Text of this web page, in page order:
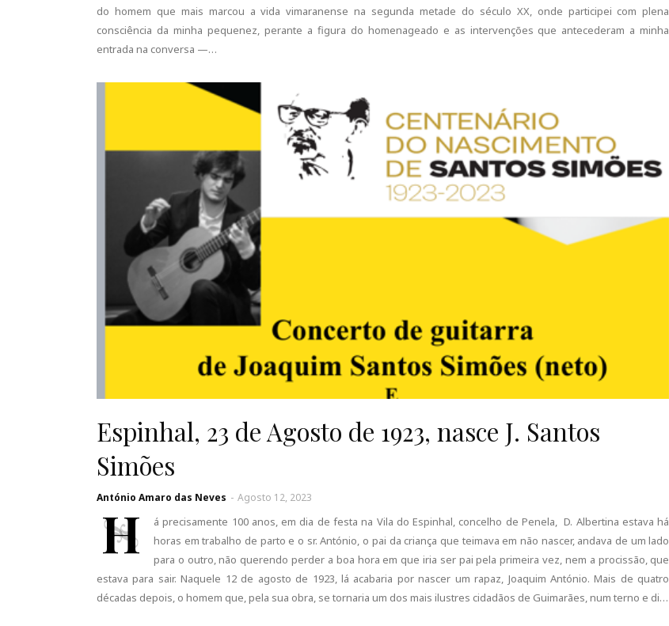
do homem que mais marcou a vida vimaranense na segunda metade do século XX, onde participei com plena
consciência da minha pequenez, perante a figura do homenageado e as intervenções que antecederam a minha
entrada na conversa —…
Espinhal, 23 de Agosto de 1923, nasce J. Santos
Simões
António Amaro das Neves - Agosto 12, 2023
H
á precisamente 100 anos, em dia de festa na Vila do Espinhal, concelho de Penela, D. Albertina estava há
horas em trabalho de parto e o sr. António, o pai da criança que teimava em não nascer, andava de um lado
para o outro, não querendo perder a boa hora em que iria ser pai pela primeira vez, nem a procissão, que
estava para sair. Naquele 12 de agosto de 1923, lá acabaria por nascer um rapaz, Joaquim António. Mais de quatro
décadas depois, o homem que, pela sua obra, se tornaria um dos mais ilustres cidadãos de Guimarães, num terno e di…